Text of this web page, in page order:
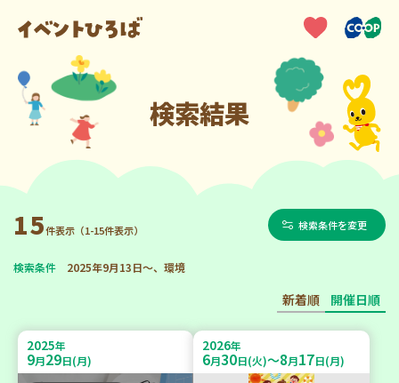
検索結果
15件表示（1-15件表示） 検索条件を変更
検索条件 2025年9月13日～、環境
新着順 開催日順
2025年
9月29日(月)
2026年
6月30日(火)～8月17日(月)